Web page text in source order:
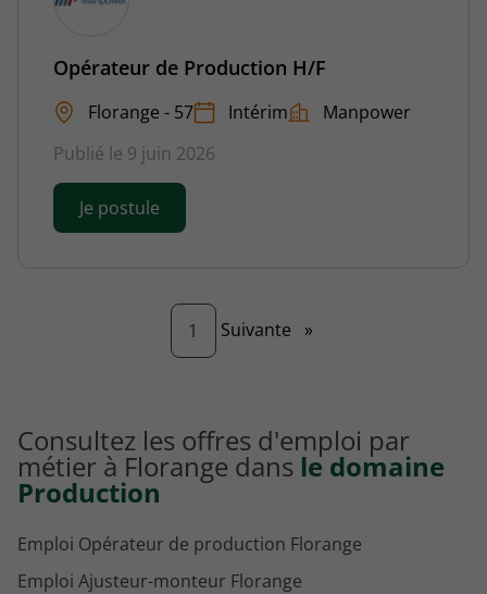
Opérateur de Production H/F
Florange - 57 Intérim
Manpower
Publié le 9 juin 2026
Je postule
1 Page
Suivante »
Consultez les offres d'emploi par
métier à Florange dans le domaine
Production
Emploi Opérateur de production Florange
Emploi Ajusteur-monteur Florange